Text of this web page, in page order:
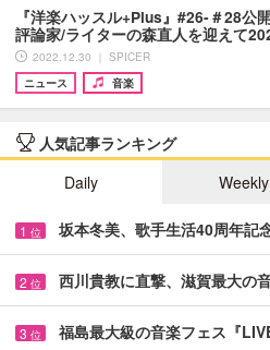
『洋楽ハッスル+Plus』#26-＃28公
評論家/ライターの森直人を迎えて
2022.12.30 ｜ SPICER
ニュース
音楽
人気記事ランキング
Daily
Weekly
1 位 坂本冬美、歌手生活40周年
2 位 西川貴教に直撃、滋賀最大の
3 位 福島最大級の音楽フェス『